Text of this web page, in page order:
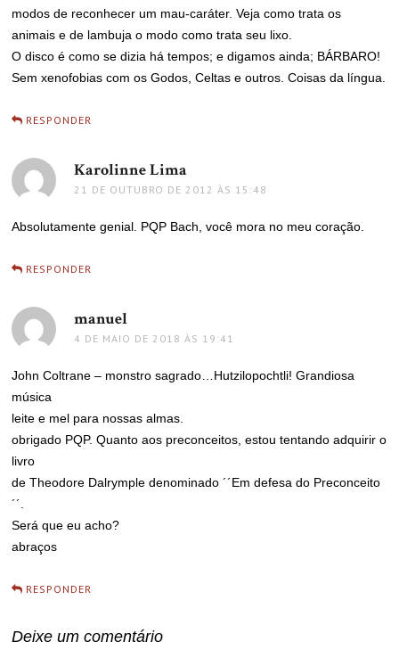
modos de reconhecer um mau-caráter. Veja como trata os
animais e de lambuja o modo como trata seu lixo.
O disco é como se dizia há tempos; e digamos ainda; BÁRBARO!
Sem xenofobias com os Godos, Celtas e outros. Coisas da língua.
RESPONDER
Karolinne Lima
21 DE OUTUBRO DE 2012 ÀS 15:48
Absolutamente genial. PQP Bach, você mora no meu coração.
RESPONDER
manuel
4 DE MAIO DE 2018 ÀS 19:41
John Coltrane – monstro sagrado…Hutzilopochtli! Grandiosa
música
leite e mel para nossas almas.
obrigado PQP. Quanto aos preconceitos, estou tentando adquirir o
livro
de Theodore Dalrymple denominado ´´Em defesa do Preconceito
´´.
Será que eu acho?
abraços
RESPONDER
Deixe um comentário